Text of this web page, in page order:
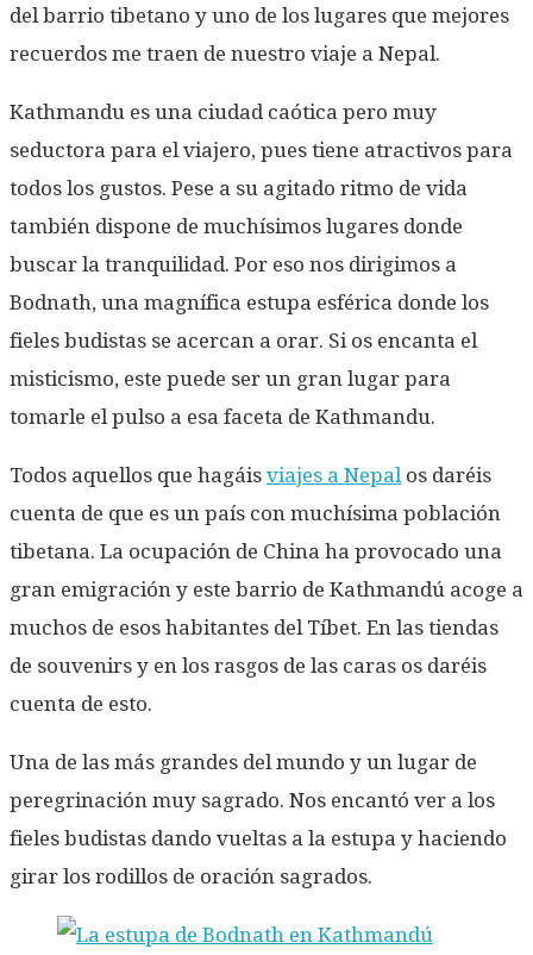
del barrio tibetano y uno de los lugares que mejores
recuerdos me traen de nuestro viaje a Nepal.
Kathmandu es una ciudad caótica pero muy
seductora para el viajero, pues tiene atractivos para
todos los gustos. Pese a su agitado ritmo de vida
también dispone de muchísimos lugares donde
buscar la tranquilidad. Por eso nos dirigimos a
Bodnath, una magnífica estupa esférica donde los
fieles budistas se acercan a orar. Si os encanta el
misticismo, este puede ser un gran lugar para
tomarle el pulso a esa faceta de Kathmandu.
Todos aquellos que hagáis viajes a Nepal os daréis
cuenta de que es un país con muchísima población
tibetana. La ocupación de China ha provocado una
gran emigración y este barrio de Kathmandú acoge a
muchos de esos habitantes del Tíbet. En las tiendas
de souvenirs y en los rasgos de las caras os daréis
cuenta de esto.
Una de las más grandes del mundo y un lugar de
peregrinación muy sagrado. Nos encantó ver a los
fieles budistas dando vueltas a la estupa y haciendo
girar los rodillos de oración sagrados.